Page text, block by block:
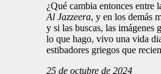
¿Qué cambia entonces entre
Al Jazzeera, y en los demás
y si las buscas, las imágenes
lo que hago, vivo una vida
estibadores griegos que
25 de octubre de 2024